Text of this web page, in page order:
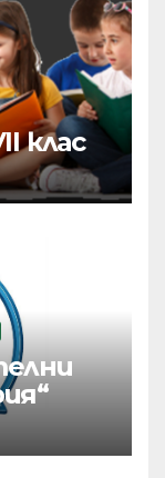
клас